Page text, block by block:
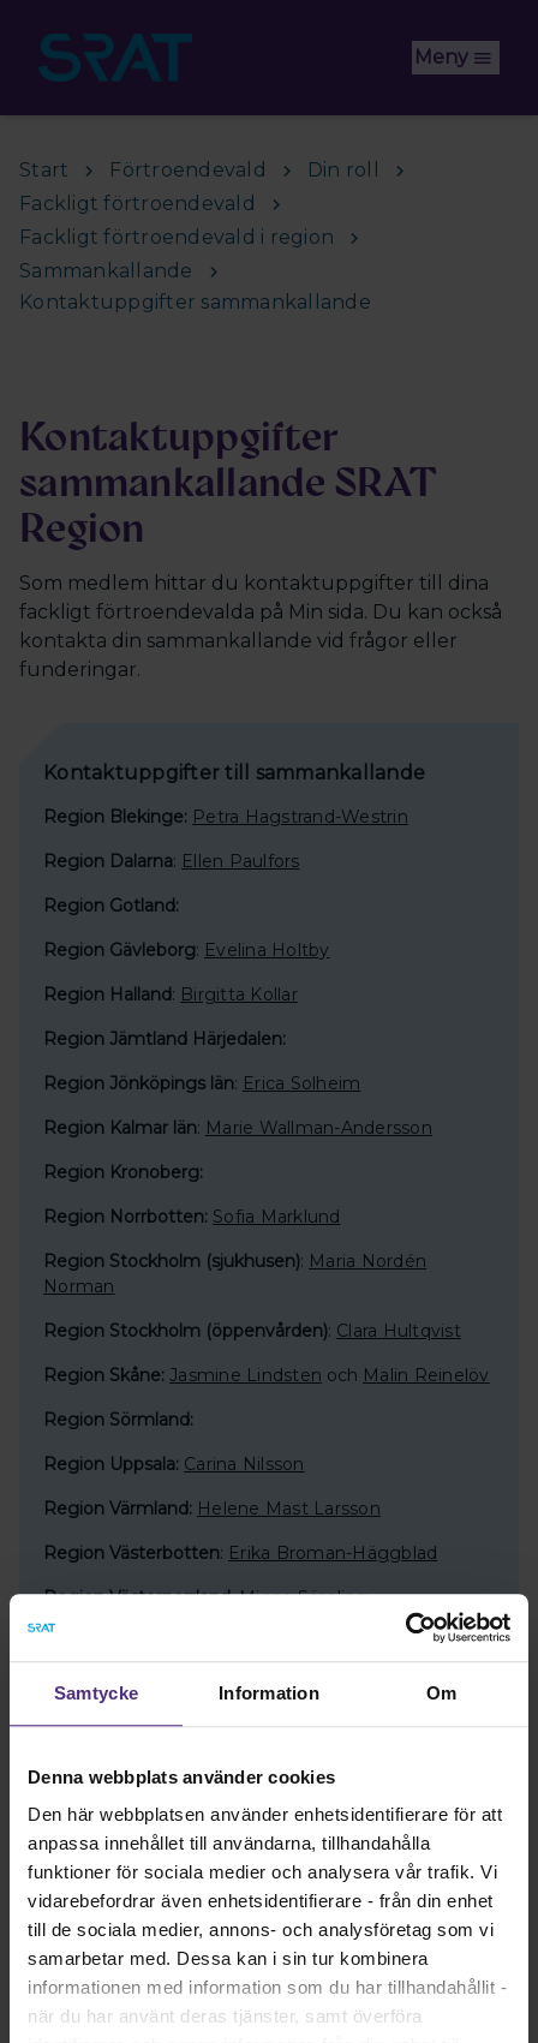
Samtycke Information Om
Denna webbplats använder cookies
Den här webbplatsen använder enhetsidentifierare för att
anpassa innehållet till användarna, tillhandahålla
funktioner för sociala medier och analysera vår trafik. Vi
vidarebefordrar även enhetsidentifierare - från din enhet
till de sociala medier, annons- och analysföretag som vi
samarbetar med. Dessa kan i sin tur kombinera
informationen med information som du har tillhandahållit -
när du har använt deras tjänster, samt överföra
Meny
Start Förtroendevald
Din roll
Fackligt förtroendevald
Fackligt förtroendevald i region
Sammankallande
Kontaktuppgifter sammankallande
Kontaktuppgifter
sammankallande SRAT
Region
Som medlem hittar du kontaktuppgifter till dina
fackligt förtroendevalda på Min sida. Du kan också
kontakta din sammankallande vid frågor eller
funderingar.
Kontaktuppgifter till sammankallande
Region Blekinge: Petra Hagstrand-Westrin
Region Dalarna: Ellen Paulfors
Region Gotland:
Region Gävleborg: Evelina Holtby
Region Halland: Birgitta Kollar
Region Jämtland Härjedalen:
Region Jönköpings län: Erica Solheim
Region Kalmar län: Marie Wallman-Andersson
Region Kronoberg:
Region Norrbotten: Sofia Marklund
Region Stockholm (sjukhusen): Maria Nordén
Norman
Region Stockholm (öppenvården): Clara Hultqvist
Region Skåne: Jasmine Lindsten och Malin Reinelöv
Region Sörmland:
Region Uppsala: Carina Nilsson
Region Värmland: Helene Mast Larsson
Region Västerbotten: Erika Broman-Häggblad
Region Västernorrland:Minna Söreling
Västra Götalandsregionen: Åsa Fyrberg
Region Örebro län:
Region Östergötland:Jerker Franzén
För arbetsgivare
Om det saknas sammankallande i din region så
kontakta kansliet påkansli@srat.se.